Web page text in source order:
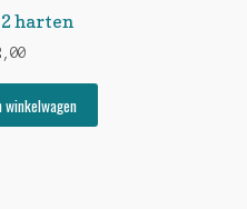
harten
winkelwagen